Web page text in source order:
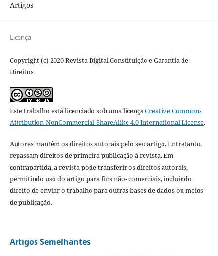
Artigos
Licença
Copyright (c) 2020 Revista Digital Constituição e Garantia de
Direitos
Este trabalho está licenciado sob uma licençaCreative Commons
Attribution-NonCommercial-ShareAlike 4.0 International License.
Autores mantêm os direitos autorais pelo seu artigo. Entretanto,
repassam direitos de primeira publicação à revista. Em
contrapartida, a revista pode transferir os direitos autorais,
permitindo uso do artigo para fins não- comerciais, incluindo
direito de enviar o trabalho para outras bases de dados ou meios
de publicação.
Artigos Semelhantes